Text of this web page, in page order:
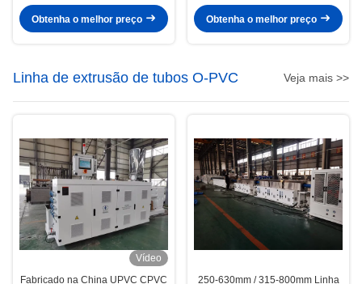
Obtenha o melhor preço
parafuso
Obtenha o melhor preço
Linha de extrusão de tubos O-PVC Veja mais >>
Vídeo
Fabricado na China UPVC CPVC
250-630mm / 315-800mm Linha